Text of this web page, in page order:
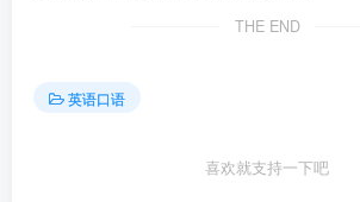
THE END
英语口语
喜欢就支持一下吧